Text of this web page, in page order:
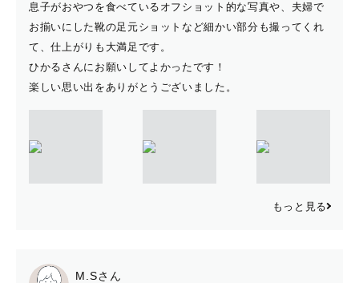
息子がおやつを食べているオフショット的な写真や、夫婦で
お揃いにした靴の足元ショットなど細かい部分も撮ってくれ
て、仕上がりも大満足です。
ひかるさんにお願いしてよかったです！
楽しい思い出をありがとうございました。
もっと見る
M.Sさん